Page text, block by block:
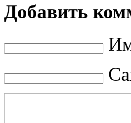
Добавить